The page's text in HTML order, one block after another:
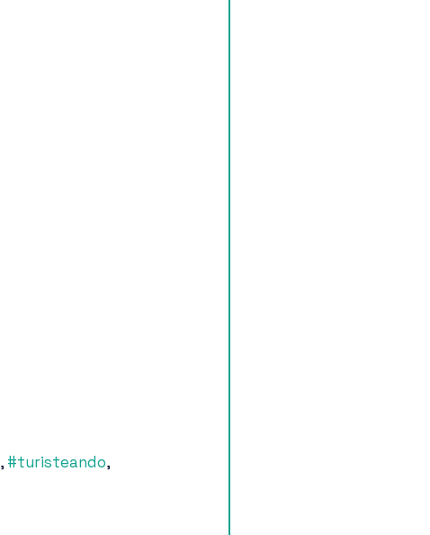
, #turisteando,